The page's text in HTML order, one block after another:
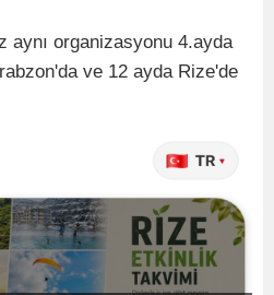
aynı organizasyonu 4.ayda
ve 12 ayda Rize'de